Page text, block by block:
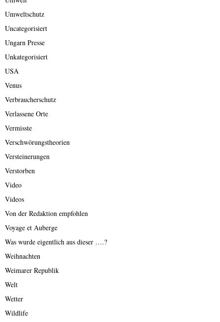
Umweltschutz
Uncategorisiert
Ungarn Presse
Unkategorisiert
USA
Venus
Verbraucherschutz
Verlassene Orte
Vermisste
Verschwörungstheorien
Versteinerungen
Verstorben
Video
Videos
Von der Redaktion empfohlen
Voyage et Auberge
Was wurde eigentlich aus dieser ….?
Weihnachten
Weimarer Republik
Welt
Wetter
Wildlife